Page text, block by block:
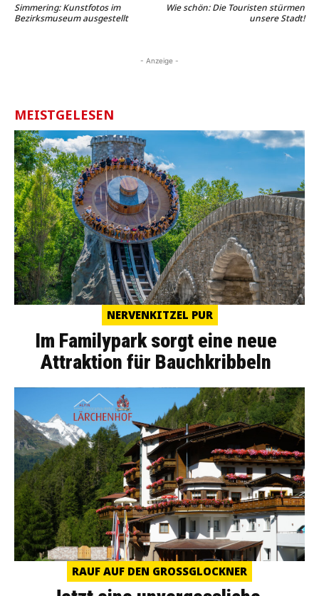
Simmering: Kunstfotos im
Bezirksmuseum ausgestellt
Wie schön: Die Touristen stürmen
unsere Stadt!
- Anzeige -
MEISTGELESEN
NERVENKITZEL PUR
Im Familypark sorgt eine neue
Attraktion für Bauchkribbeln
RAUF AUF DEN GROSSGLOCKNER